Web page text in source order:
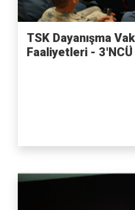
TSK Dayanışma
Faaliyetleri -